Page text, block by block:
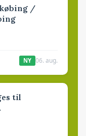
/
NY 06. aug.
til